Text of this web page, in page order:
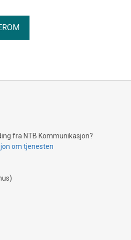
fra NTB Kommunikasjon?
om tjenesten